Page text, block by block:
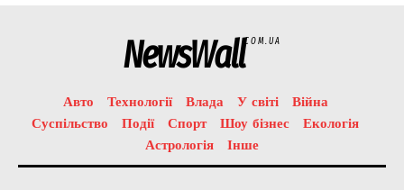
NewsWallCOM.UA
Авто Технології Влада У світі
Війна
Суспільство
Події Спорт Шоу бізнес
Екологія
Астрологія
Інше